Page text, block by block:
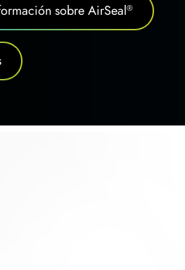
sobre AirSeal®